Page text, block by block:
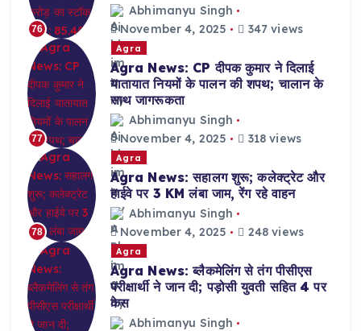
76
Abhimanyu Singh
November 4, 2025
347 views
77
Agra
Agra News: CP दीपक कुमार ने दिलाई
यातायात नियमों के पालन की शपथ; चालान के
साथ जागरूकता
Abhimanyu Singh
November 4, 2025
318 views
78
Agra
Agra News: सहालग शुरू; कलेक्ट्रेट और
हाईवे पर 3 KM लंबा जाम, रेंग रहे वाहन
Abhimanyu Singh
November 4, 2025
248 views
Agra
Agra News: ब्लैकमेलिंग से तंग पीसीएस
परीक्षार्थी ने जान दी; पड़ोसी युवती सहित 4 पर
केस
Abhimanyu Singh